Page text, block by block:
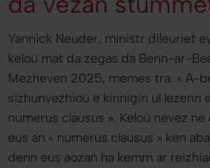
Yannick Neuder, ministr dileuriet
keloù mat da zegas da Benn-ar-
Mezheven 2025, memes tra. « A-
sizhunvezhioù e kinnigin ul lezenn
numerus clausus ». Keloù nevez
eus an « numerus clausus » ken
denn eus aozañ ha kemm ar